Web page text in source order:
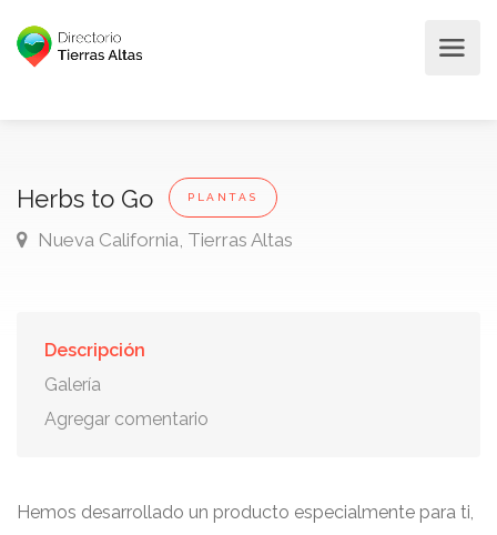
Herbs to Go PLANTAS
Nueva California, Tierras Altas
Descripción
Galería
Agregar comentario
Hemos desarrollado un producto especialmente para ti,